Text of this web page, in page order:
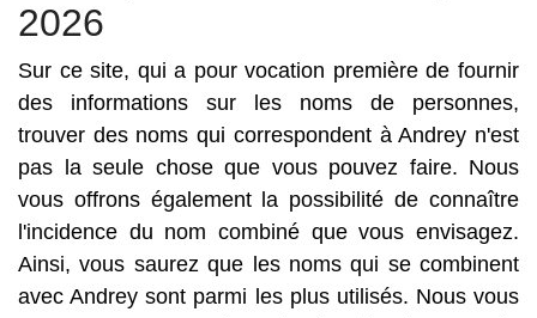
2026
Sur ce site, qui a pour vocation première de fournir
des informations sur les noms de personnes,
trouver des noms qui correspondent à Andrey n'est
pas la seule chose que vous pouvez faire. Nous
vous offrons également la possibilité de connaître
l'incidence du nom combiné que vous envisagez.
Ainsi, vous saurez que les noms qui se combinent
avec Andrey sont parmi les plus utilisés. Nous vous